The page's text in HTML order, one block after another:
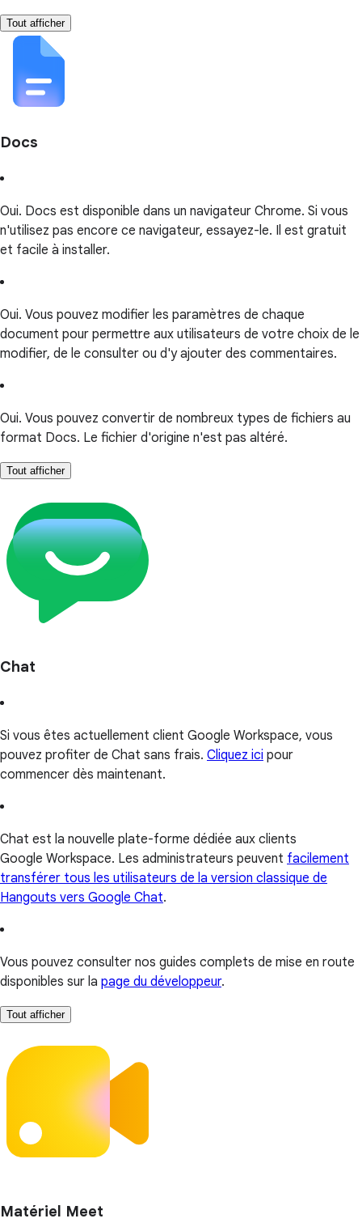
Tout afficher
Docs
Oui. Docs est disponible dans un navigateur Chrome. Si vous
n'utilisez pas encore ce navigateur, essayez-le. Il est gratuit
et facile à installer.
Oui. Vous pouvez modifier les paramètres de chaque
document pour permettre aux utilisateurs de votre choix de le
modifier, de le consulter ou d'y ajouter des commentaires.
Oui. Vous pouvez convertir de nombreux types de fichiers au
format Docs. Le fichier d'origine n'est pas altéré.
Tout afficher
Chat
Si vous êtes actuellement client Google Workspace, vous
pouvez profiter de Chat sans frais. Cliquez ici pour
commencer dès maintenant.
Chat est la nouvelle plate-forme dédiée aux clients
Google Workspace. Les administrateurs peuvent facilement
transférer tous les utilisateurs de la version classique de
Hangouts vers Google Chat.
Vous pouvez consulter nos guides complets de mise en route
disponibles sur la page du développeur.
Tout afficher
Matériel Meet